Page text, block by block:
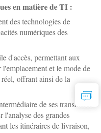
en matière de TI :
des technologies de
numériques des
d'accès, permettant aux
et le mode de
offrant ainsi de la
de ses transitaires
l'analyse des grandes
les itinéraires de livraison,